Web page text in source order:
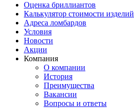
Оценка бриллиантов
Калькулятор стоимости изделий
Адреса ломбардов
Условия
Новости
Акции
Компания
О компании
История
Преимущества
Вакансии
Вопросы и ответы